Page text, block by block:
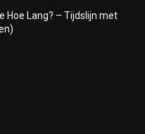
Hoe Lang? – Tijdslijn met